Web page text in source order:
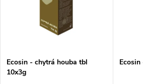
p
s
Ecosin - chytrá houba tbl
10x3g